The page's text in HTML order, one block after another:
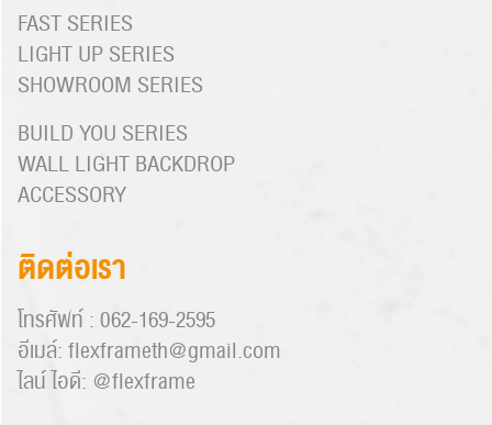
FAST SERIES
LIGHT UP SERIES
SHOWROOM SERIES
BUILD YOU SERIES
WALL LIGHT BACKDROP
ACCESSORY
ติดต่อเรา
โทรศัพท์ :062-169-2595
อีเมล์:flexframeth@gmail.com
ไลน์ ไอดี: @flexframe